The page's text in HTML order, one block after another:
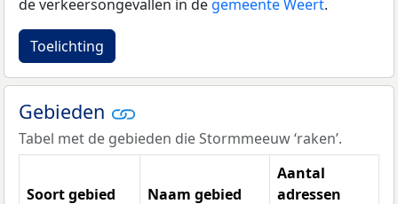
de verkeersongevallen in de gemeente Weert.
Toelichting
Gebieden
Tabel met de gebieden die Stormmeeuw ‘raken’.
Soort gebied Naam gebied
Aantal
adressen